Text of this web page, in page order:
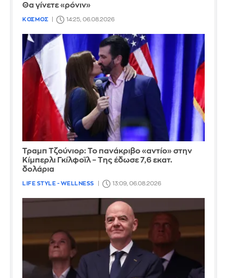
Θα γίνετε «ρόνιν»
ΚΟΣΜΟΣ 14:25, 06.08.2026
Τραμπ Τζούνιορ: Το πανάκριβο «αντίο» στην
Κίμπερλι Γκίλφοϊλ – Της έδωσε 7,6 εκατ.
δολάρια
LIFE STYLE - WELLNESS 13:09, 06.08.2026